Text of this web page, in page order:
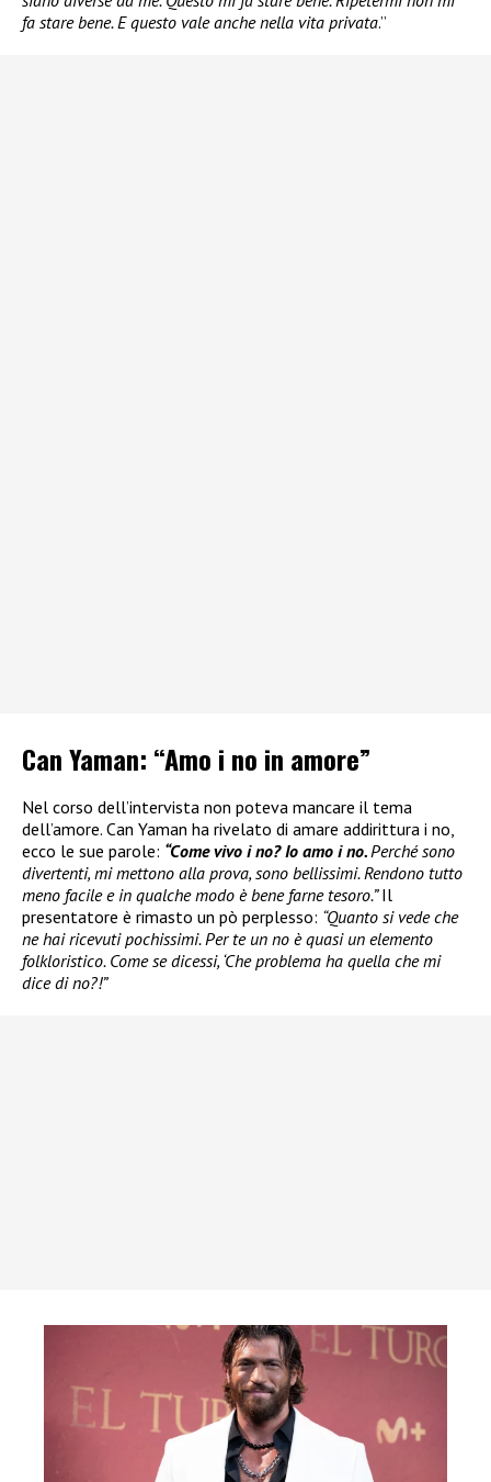
fa stare bene. E questo vale anche nella vita privata.”
Can Yaman: “Amo i no in amore”
Nel corso dell’intervista non poteva mancare il tema
dell’amore. Can Yaman ha rivelato di amare addirittura i no,
ecco le sue parole: “Come vivo i no? Io amo i no. Perché sono
divertenti, mi mettono alla prova, sono bellissimi. Rendono tutto
meno facile e in qualche modo è bene farne tesoro.”Il
presentatore è rimasto un pò perplesso: “Quanto si vede che
ne hai ricevuti pochissimi. Per te un no è quasi un elemento
folkloristico. Come se dicessi, ‘Che problema ha quella che mi
dice di no?!”